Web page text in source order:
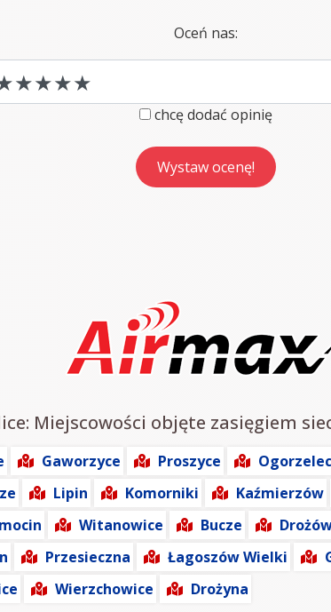
Oceń nas:
chcę dodać opinię
Miejscowości objęte zasięgiem
Gaworzyce Proszyce Ogorzelec
Lipin Komorniki Kaźmierzów
Witanowice Bucze
Przesieczna Łagoszów Wielki
Wierzchowice Drożyna